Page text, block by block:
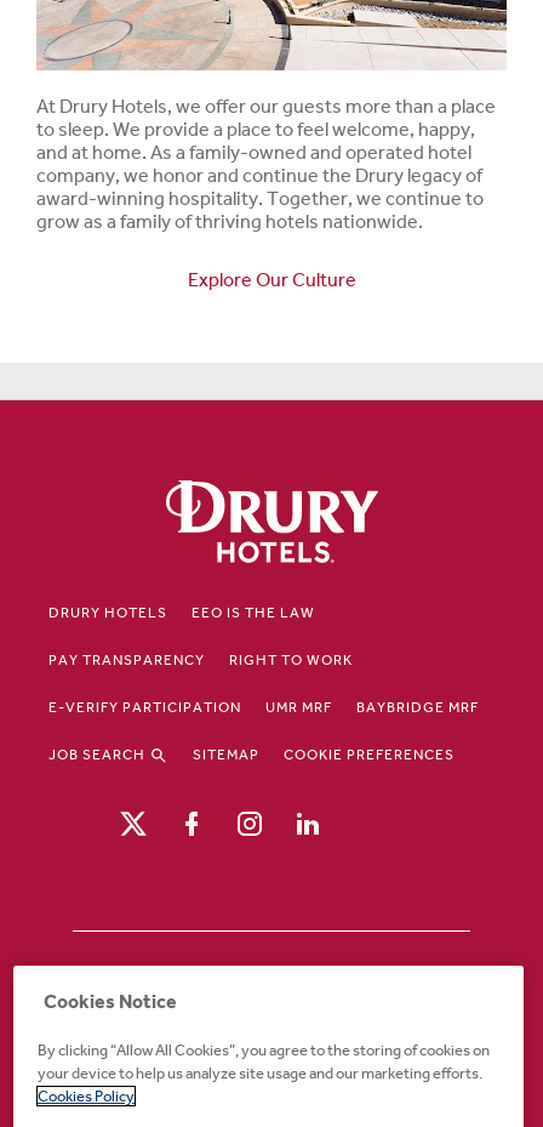
At Drury Hotels, we offer our guests more than a place
to sleep. We provide a place to feel welcome, happy,
and at home. As a family-owned and operated hotel
company, we honor and continue the Drury legacy of
award-winning hospitality. Together, we continue to
grow as a family of thriving hotels nationwide.
Explore Our Culture
DRURY HOTELS EEO IS THE LAW
PAY TRANSPARENCY RIGHT TO WORK
E-VERIFY PARTICIPATION UMR MRF BAYBRIDGE MRF
JOB SEARCH SITEMAP COOKIE PREFERENCES
affirmative action employer. If you require an
open positions or for any other part of the
application or employment process, please
Cookies Notice
By clicking “Allow All Cookies”, you agree to the storing of cookies on
your device to help us analyze site usage and our marketing efforts.
Cookies Policy